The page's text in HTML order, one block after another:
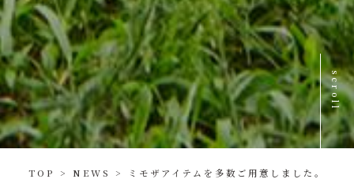
scroll
TOP > NEWS > ミモザアイテムを多数ご用意しました。